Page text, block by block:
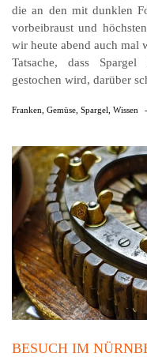
die an den mit dunklen
vorbeibraust und
wir heute abend auch mal
Tatsache, dass
gestochen wird, darüber
Franken Gemüse Spargel Wissen -
BESUCH IM